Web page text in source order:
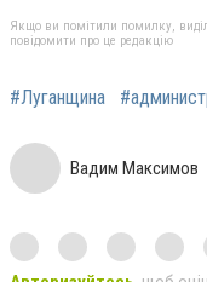
Якщо ви помітили помилку,
повідомити про це редакцію
#Луганщина
Вадим Максимов